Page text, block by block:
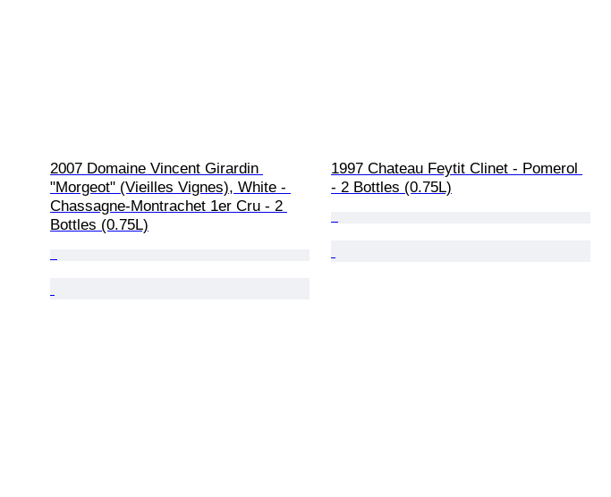
2007 Domaine Vincent Girardin
"Morgeot" (Vieilles Vignes), White -
Chassagne-Montrachet 1er Cru - 2
Bottles (0.75L)
1997 Chateau Feytit Clinet - Pomerol
- 2 Bottles (0.75L)